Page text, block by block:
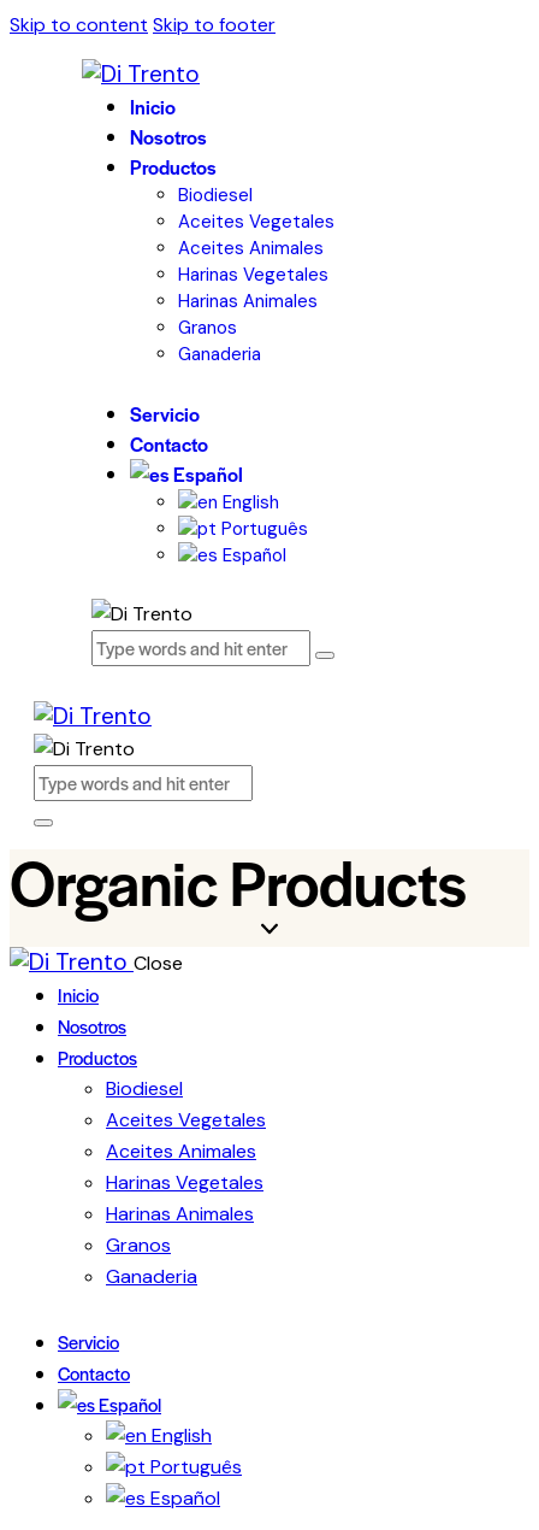
Skip to content Skip to footer
Inicio
Nosotros
Productos
Biodiesel
Aceites Vegetales
Aceites Animales
Harinas Vegetales
Harinas Animales
Granos
Ganaderia
Servicio
Contacto
Español
English
Português
Español
Organic Products
Close
Inicio
Nosotros
Productos
Biodiesel
Aceites Vegetales
Aceites Animales
Harinas Vegetales
Harinas Animales
Granos
Ganaderia
Servicio
Contacto
Español
English
Português
Español